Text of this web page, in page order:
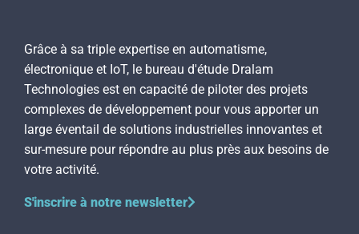
Grâce à sa triple expertise en automatisme,
électronique et IoT, le bureau d'étude Dralam
Technologies est en capacité de piloter des projets
complexes de développement pour vous apporter un
large éventail de solutions industrielles innovantes et
sur-mesure pour répondre au plus près aux besoins de
votre activité.
S'inscrire à notre newsletter